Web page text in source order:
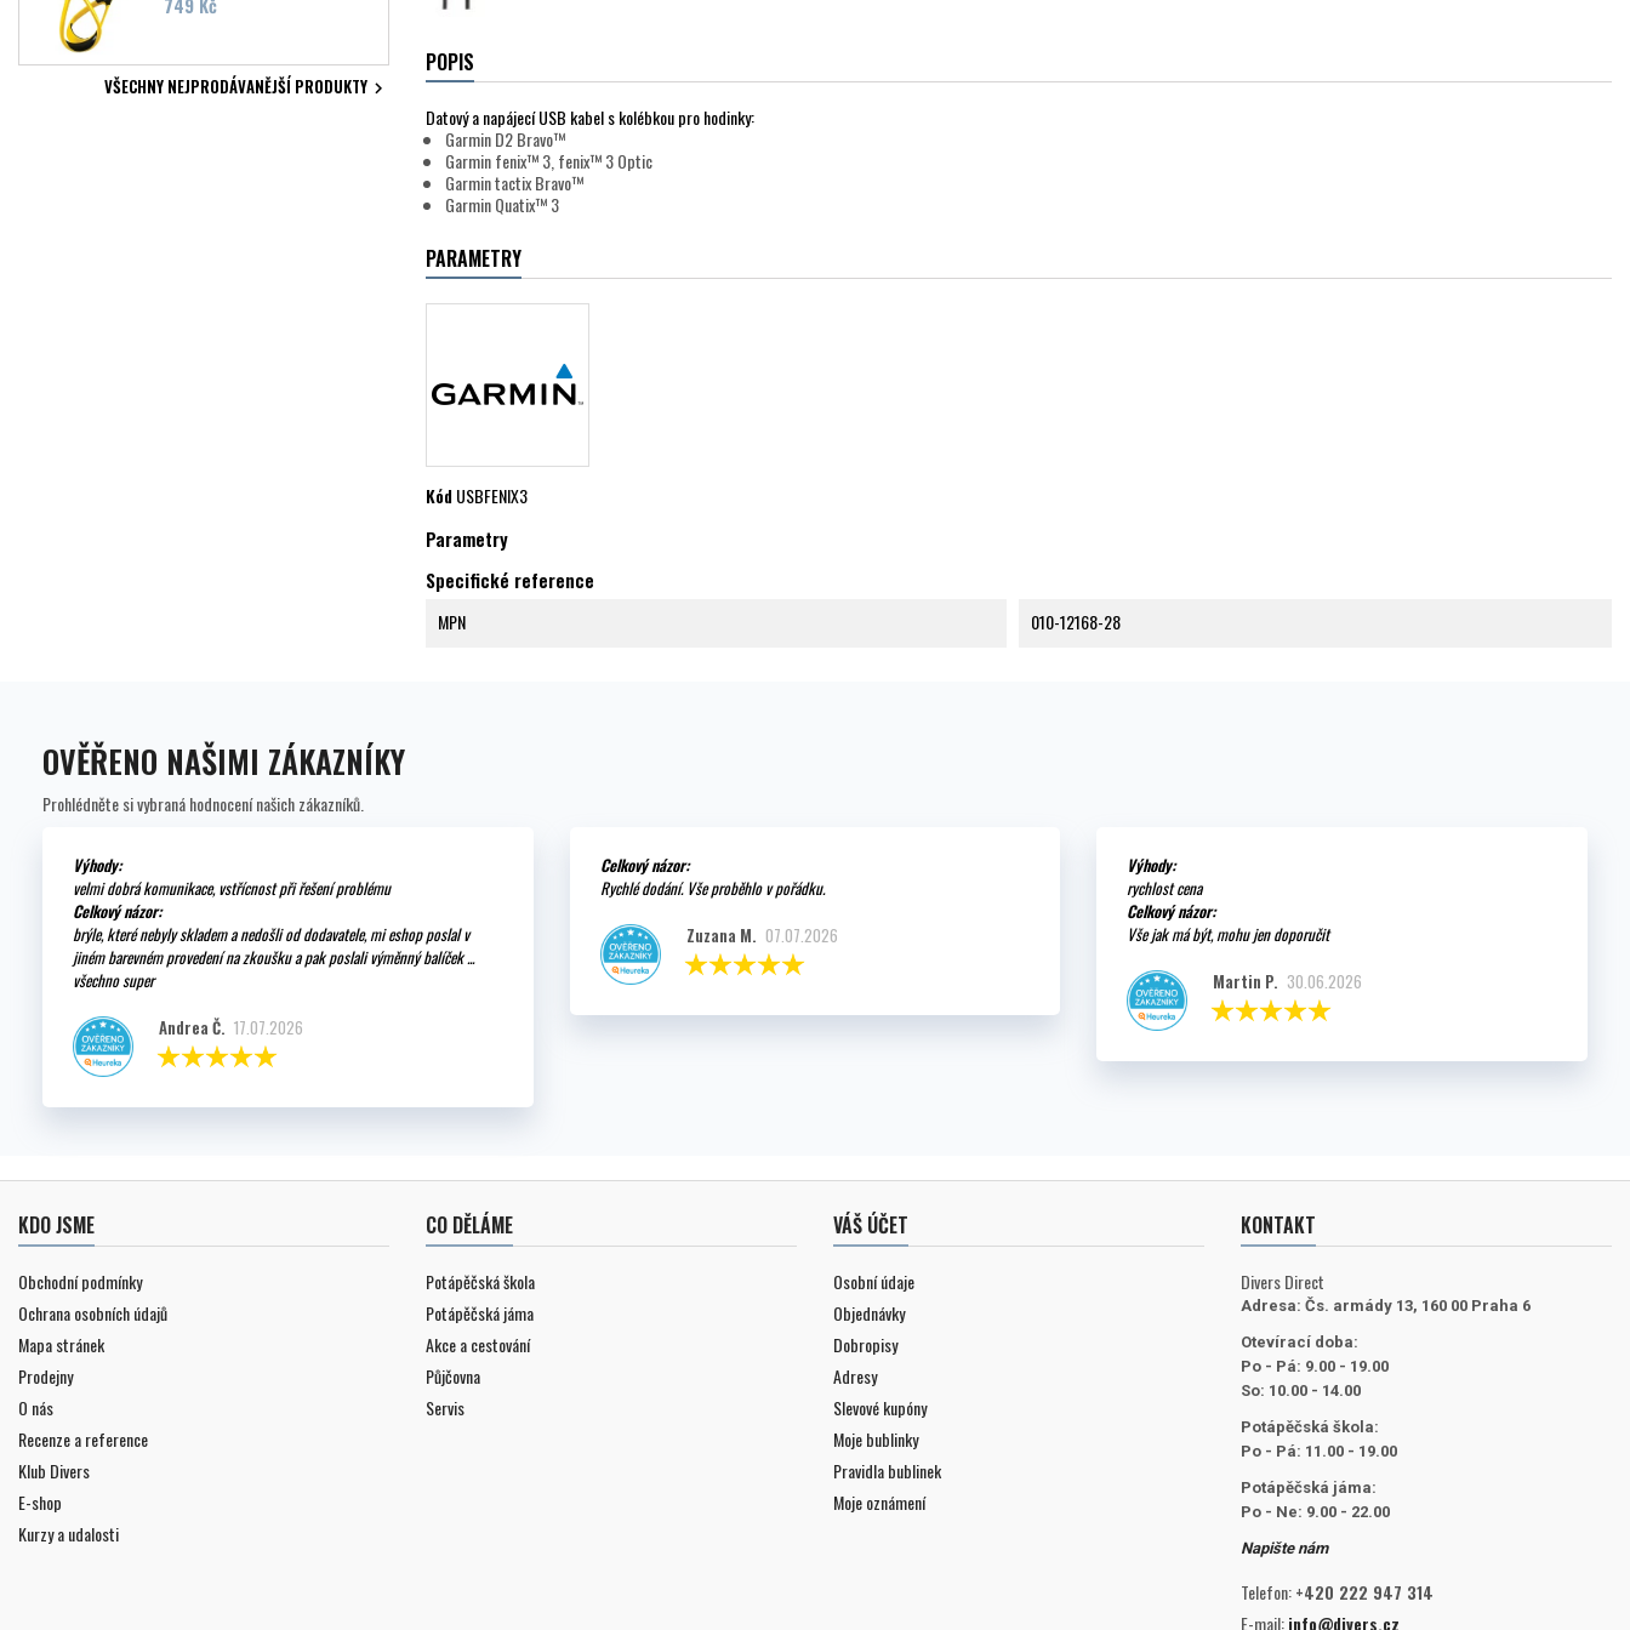
VŠECHNY NEJPRODÁVANĚJŠÍ PRODUKTY 
POPIS
Datový a napájecí USB kabel s kolébkou pro hodinky:
Garmin D2 Bravo™
Garmin fenix™ 3, fenix™ 3 Optic
Garmin tactix Bravo™
Garmin Quatix™ 3
PARAMETRY
KódUSBFENIX3
Parametry
Specifické reference
MPN 010-12168-28
OVĚŘENO NAŠIMI ZÁKAZNÍKY
Prohlédněte si vybraná hodnocení našich zákazníků.
Výhody:
velmi dobrá komunikace, vstřícnost při řešení problému
Celkový názor:
brýle, které nebyly skladem a nedošli od dodavatele, mi eshop poslal v
jiném barevném provedení na zkoušku a pak poslali výměnný balíček ...
všechno super
Andrea Č. 17.07.2026
Celkový názor:
Rychlé dodání. Vše proběhlo v pořádku.
Zuzana M. 07.07.2026
Výhody:
rychlost cena
Celkový názor:
Vše jak má být, mohu jen doporučit
Martin P. 30.06.2026
KDO JSME
Obchodní podmínky
Ochrana osobních údajů
Mapa stránek
Prodejny
O nás
Recenze a reference
Klub Divers
E-shop
Kurzy a udalosti
CO DĚLÁME
Potápěčská škola
Potápěčská jáma
Akce a cestování
Půjčovna
Servis
VÁŠ ÚČET
Osobní údaje
Objednávky
Dobropisy
Adresy
Slevové kupóny
Moje bublinky
Pravidla bublinek
Moje oznámení
KONTAKT
Divers Direct
Adresa: Čs. armády 13, 160 00 Praha 6
Otevírací doba:
Po - Pá: 9.00 - 19.00
So: 10.00 - 14.00
Potápěčská škola:
Po - Pá: 11.00 - 19.00
Potápěčská jáma:
Po - Ne: 9.00 - 22.00
Napište nám
Telefon:+420 222 947 314
E-mail:info@divers.cz